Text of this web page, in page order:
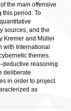
the main offensive
this period. To
sources, and the
Kremer and Müller
with International
themes.
deductive reasoning
deliberate
in order to project
as